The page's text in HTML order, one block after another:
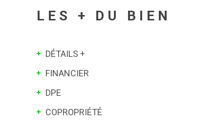
LES + DU BIEN
DÉTAILS +
FINANCIER
DPE
COPROPRIÉTÉ